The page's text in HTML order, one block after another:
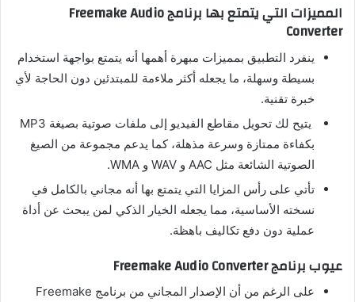
المميزات التي يتمتع بها برنامج Freemake Audio
Converter
ينفرد التطبيق بمميزات مبهرة أهمها أنه يتمتع بواجهة استخدام
بسيطة وسهلة، ما يجعله أكثر ملاءمة للمبتدئين دون الحاجة لأي
خبرة تقنية.
يتيح لك تحويل مقاطع الفيديو إلى ملفات صوتية بصيغة MP3
بكفاءة ممتازة وسرعة مذهلة، كما يدعم مجموعة من الصيغ
الصوتية الشائعة مثل AAC و WAV و WMA.
تأتي على رأس المزايا التي يتمتع بها أنه مجاني بالكامل في
نسخته الأساسية، مما يجعله الخيار الذكي لمن يبحث عن أداة
عملية دون دفع تكاليف باهظة.
عيوب برنامج Freemake Audio Converter
على الرغم من أن الإصدار المجاني من برنامج Freemake